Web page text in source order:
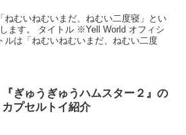
ねむいねむいまだ、ねむい二度寝」とい
ます。 タイトル ※Yell World オフィシ
ルは「ねむいねむいまだ、ねむい二度
『ぎゅうぎゅうハムスター２』の
カプセルトイ紹介